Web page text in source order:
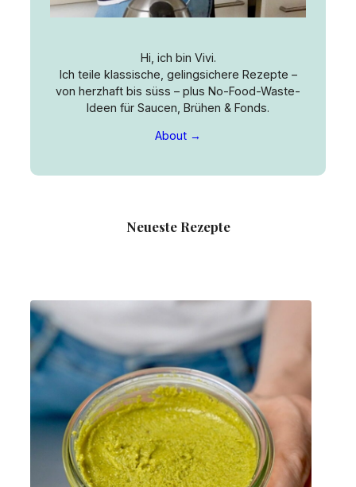
Hi, ich bin Vivi.
Ich teile klassische, gelingsichere Rezepte –
von herzhaft bis süss – plus No-Food-Waste-
Ideen für Saucen, Brühen & Fonds.
About →
Neueste Rezepte